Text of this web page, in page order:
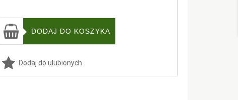
Dodaj do ulubionych